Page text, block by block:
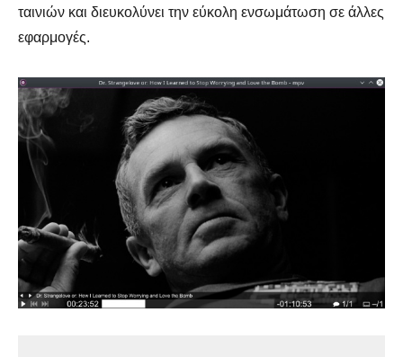
ταινιών και διευκολύνει την εύκολη ενσωμάτωση σε άλλες
εφαρμογές.